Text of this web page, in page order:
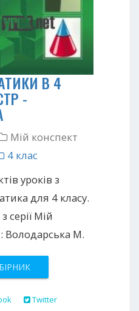
В 4
-
Мій конспект
4 клас
уроків з
для 4 класу.
серії Мій
Володарська М.
Twitter